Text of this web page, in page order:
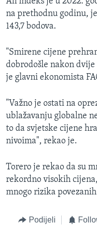
na prethodnu godinu,
143,7 bodova.
"Smirene cijene
dobrodošle nakon
je glavni ekonomista
"Važno je ostati na
ublažavanju globalne
to da svjetske cijene
nivoima", rekao je.
Torero je rekao da su
rekordno visokih
mnogo rizika
Podijeli